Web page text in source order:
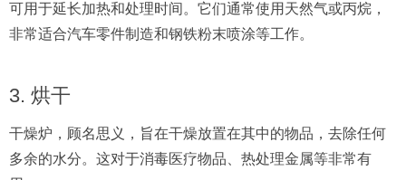
可用于延长加热和处理时间。它们通常使用天然气或丙烷，
非常适合汽车零件制造和钢铁粉末喷涂等工作。
3. 烘干
干燥炉，顾名思义，旨在干燥放置在其中的物品，去除任何
多余的水分。这对于消毒医疗物品、热处理金属等非常有